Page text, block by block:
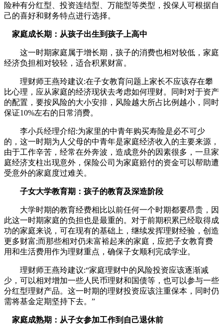
险种有分红型、投资连结型、万能型等类型，投保人可根据自
己的喜好和财务特点进行选择。
家庭成长期：从孩子出生到孩子上高中
这一时期家庭属于增长期，孩子的消费也相对较低，家庭
经济负担相对较轻，适合积累财富。
理财师王燕玲建议:在子女教育问题上家长不应该存在攀
比心理，应从家庭的经济现状去考虑如何理财。同时对于资产
的配置，要按风险的大小安排，风险越大所占比例越小，同时
保证10%左右的日常消费。
李小兵经理介绍:为家里的中青年购买寿险是必不可少
的，这一时期为人父母的中青年是家庭经济收入的主要来源，
由于工作辛苦，经常在外奔波，造成意外的因素很多，一旦家
庭经济支柱出现意外，保险公司为家庭赔付的资金可以帮助遭
受意外的家庭度过难关。
子女大学教育期：孩子的教育及深造阶段
大学时期的教育经费相比以前任何一个时期都要昂贵，因
此这一时期家庭的负担也是最重的。对于前期积累已经取得成
功的家庭来说，可在现有的基础上，继续发挥理财经验，创造
更多财富;而那些相对仍未富裕起来的家庭，应把子女教育费
用和生活费用作为理财重点，确保子女顺利完成学业。
理财师王燕玲建议:“家庭理财中的风险投资应该逐渐减
少，可以相对增加一些人民币理财和国债等，也可以参与一些
分红型理财产品。这一时期的理财投资应该注重保本，同时仍
需将基金定期坚持下去。”
家庭成熟期：从子女参加工作到自己退休前